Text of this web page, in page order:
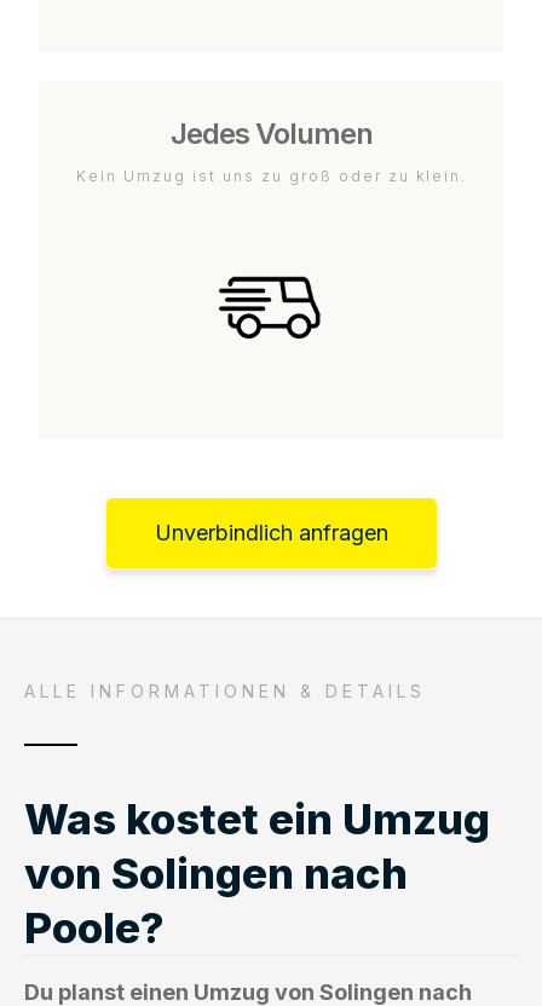
Jedes Volumen
Kein Umzug ist uns zu groß oder zu klein.
Unverbindlich anfragen
ALLE INFORMATIONEN & DETAILS
Was kostet ein Umzug
von Solingen nach
Poole?
Du planst einen Umzug von Solingen nach